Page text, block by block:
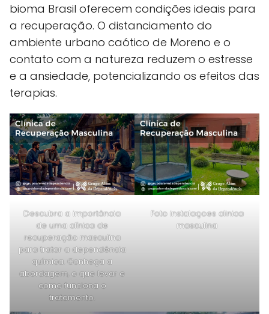
bioma Brasil oferecem condições ideais para
a recuperação. O distanciamento do
ambiente urbano caótico de Moreno e o
contato com a natureza reduzem o estresse
e a ansiedade, potencializando os efeitos das
terapias.
Descubra a importância
de uma clínica de
recuperação masculina
para tratar a dependência
química. Conheça a
abordagem, o que levar e
como funciona o
tratamento.
Foto instalaçoes clinica
masculina